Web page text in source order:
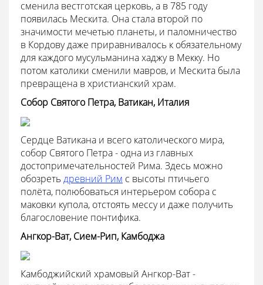
сменила вестготская церковь, а в 785 году
появилась Мескита. Она стала второй по
значимости мечетью планеты, и паломничество
в Кордову даже приравнивалось к обязательному
для каждого мусульманина хаджу в Мекку. Но
потом католики сменили мавров, и Мескита была
превращена в христианский храм.
Собор Святого Петра, Ватикан, Италия
Сердце Ватикана и всего католического мира,
собор Святого Петра - одна из главных
достопримечательностей Рима. Здесь можно
обозретьдревний Рим с высоты птичьего
полёта, полюбоваться интерьером собора с
маковки купола, отстоять мессу и даже получить
благословение понтифика.
Ангкор-Ват, Сием-Рип, Камбоджа
Камбоджийский храмовый Ангкор-Ват -